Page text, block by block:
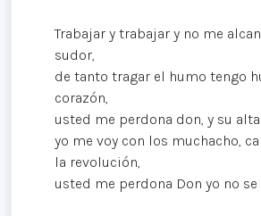
Trabajar y trabajar y no me
sudor,
de tanto tragar el humo tengo
corazón,
usted me perdona don, y su alta
yo me voy con los muchacho,
la revolución,
usted me perdona Don yo no